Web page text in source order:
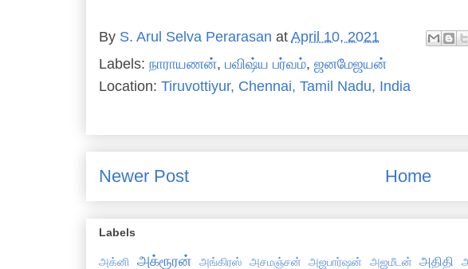
By S. Arul Selva Perarasan at April 10, 2021
Labels: நாராயணன், பவிஷ்ய பர்வம், ஜனமேஜயன்
Location: Tiruvottiyur, Chennai, Tamil Nadu, India
Newer Post Home
Labels
அக்னி அக்ரூரன் அங்கிரஸ் அசமஞ்சன் அஜபார்ஷன் அஜமீடன் அதிதி